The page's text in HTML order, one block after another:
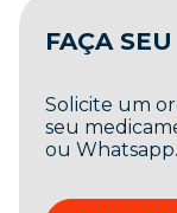
FAÇA
Solicite um
seu
ou Whatsapp.